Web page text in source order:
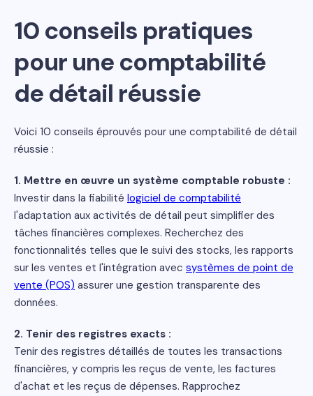
10 conseils pratiques
pour une comptabilité
de détail réussie
Voici 10 conseils éprouvés pour une comptabilité de détail
réussie :
1. Mettre en œuvre un système comptable robuste :
Investir dans la fiabilité logiciel de comptabilité
l'adaptation aux activités de détail peut simplifier des
tâches financières complexes. Recherchez des
fonctionnalités telles que le suivi des stocks, les rapports
sur les ventes et l'intégration avec systèmes de point de
vente (POS) assurer une gestion transparente des
données.
2. Tenir des registres exacts :
Tenir des registres détaillés de toutes les transactions
financières, y compris les reçus de vente, les factures
d'achat et les reçus de dépenses. Rapprochez